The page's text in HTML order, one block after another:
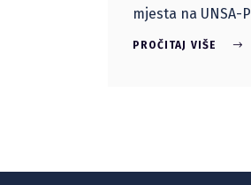
mjesta na UNSA-P
PROČITAJ VIŠE